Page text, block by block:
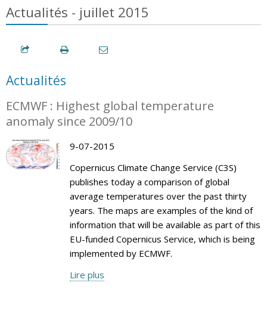
Actualités - juillet 2015
Actualités
ECMWF : Highest global temperature
anomaly since 2009/10
9-07-2015
Copernicus Climate Change Service (C3S)
publishes today a comparison of global
average temperatures over the past thirty
years. The maps are examples of the kind of
information that will be available as part of this
EU-funded Copernicus Service, which is being
implemented by ECMWF.
Lire plus